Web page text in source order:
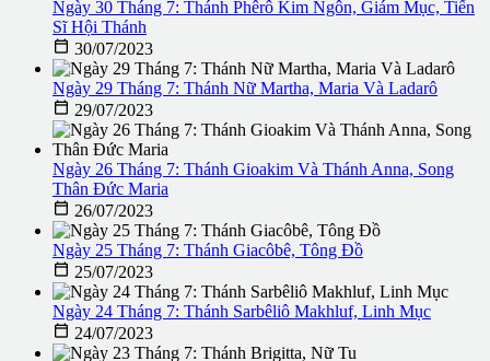
Ngày 30 Tháng 7: Thánh Phêrô Kim Ngôn, Giám Mục, Tiến
Sĩ Hội Thánh
 30/07/2023
Ngày 29 Tháng 7: Thánh Nữ Martha, Maria Và Ladarô
 29/07/2023
Ngày 26 Tháng 7: Thánh Gioakim Và Thánh Anna, Song
Thân Đức Maria
 26/07/2023
Ngày 25 Tháng 7: Thánh Giacôbê, Tông Đồ
 25/07/2023
Ngày 24 Tháng 7: Thánh Sarbêliô Makhluf, Linh Mục
 24/07/2023